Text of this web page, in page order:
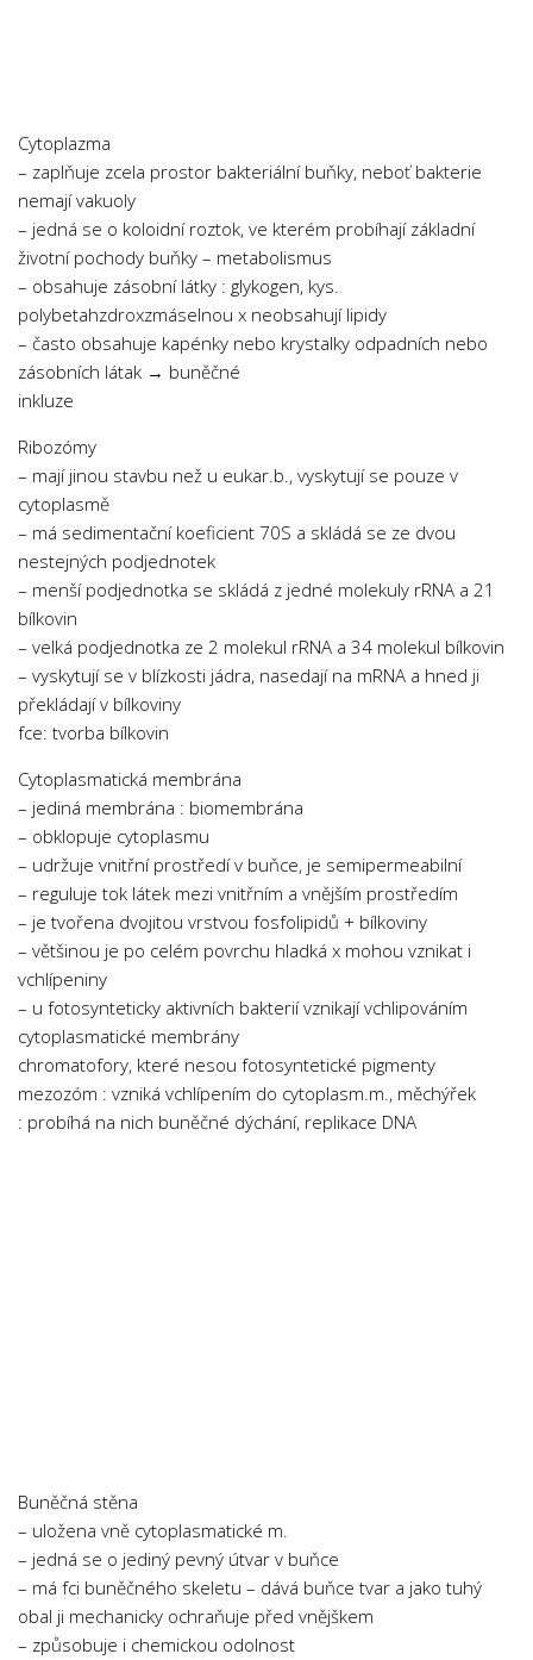
Ekonomie
Fyzika
Informatika
Jazyky
Management
Marketing
Němčina
Pedagogika
Právo
Psychologie a Sociologie
Společenské vědy
Technika
Účetnictví
Zdravotnictví
Novinky
Cytoplazma
– zaplňuje zcela prostor bakteriální buňky, neboť bakterie
nemají vakuoly
– jedná se o koloidní roztok, ve kterém probíhají základní
životní pochody buňky – metabolismus
– obsahuje zásobní látky : glykogen, kys.
polybetahzdroxzmáselnou x neobsahují lipidy
– často obsahuje kapénky nebo krystalky odpadních nebo
zásobních látak → buněčné
inkluze
Ribozómy
– mají jinou stavbu než u eukar.b., vyskytují se pouze v
cytoplasmě
– má sedimentační koeficient 70S a skládá se ze dvou
nestejných podjednotek
– menší podjednotka se skládá z jedné molekuly rRNA a 21
bílkovin
– velká podjednotka ze 2 molekul rRNA a 34 molekul bílkovin
– vyskytují se v blízkosti jádra, nasedají na mRNA a hned ji
překládají v bílkoviny
fce: tvorba bílkovin
Cytoplasmatická membrána
– jediná membrána : biomembrána
– obklopuje cytoplasmu
– udržuje vnitřní prostředí v buňce, je semipermeabilní
– reguluje tok látek mezi vnitřním a vnějším prostředím
– je tvořena dvojitou vrstvou fosfolipidů + bílkoviny
– většinou je po celém povrchu hladká x mohou vznikat i
vchlípeniny
– u fotosynteticky aktivních bakterií vznikají vchlipováním
cytoplasmatické membrány
chromatofory, které nesou fotosyntetické pigmenty
mezozóm : vzniká vchlípením do cytoplasm.m., měchýřek
: probíhá na nich buněčné dýchání, replikace DNA
Buněčná stěna
– uložena vně cytoplasmatické m.
– jedná se o jediný pevný útvar v buňce
– má fci buněčného skeletu – dává buňce tvar a jako tuhý
obal ji mechanicky ochraňuje před vnějškem
– způsobuje i chemickou odolnost